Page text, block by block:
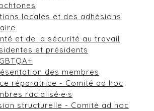
locales et des adhésions
et de la sécurité au travail
et présidents
des membres
réparatrice - Comité ad hoc
racialisé·e·s
structurelle - Comité ad hoc